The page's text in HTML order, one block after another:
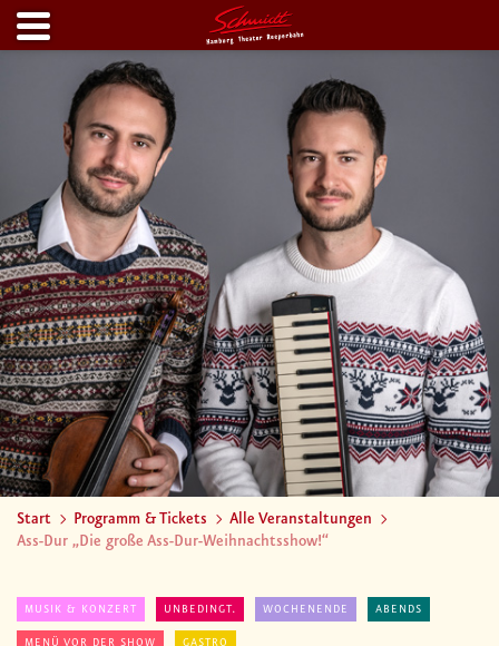
Start Programm & Tickets
Alle Veranstaltungen
Ass-Dur „Die große Ass-Dur-Weihnachtsshow!“
MUSIK & KONZERT UNBEDINGT. WOCHENENDE ABENDS
MENÜ VOR DER SHOW GASTRO